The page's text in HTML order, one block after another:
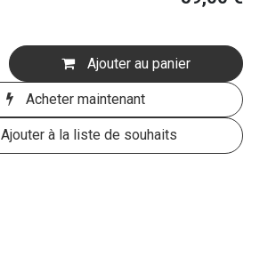
Ajouter au panier
Acheter maintenant
Ajouter à la liste de souhaits